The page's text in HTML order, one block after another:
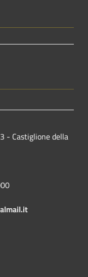
- Castiglione della